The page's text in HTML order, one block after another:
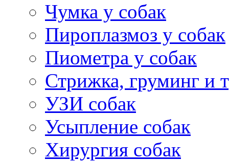
Чумка у собак
Пироплазмоз у собак
Пиометра у собак
Стрижка, груминг и
УЗИ собак
Усыпление собак
Хирургия собак